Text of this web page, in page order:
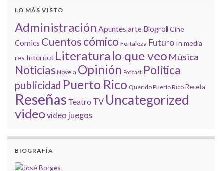
LO MÁS VISTO
Administración Apuntes arte Blogroll Cine
Comics Cuentoscómico Fortaleza Futuro In media
res Internet Literatura lo que veo Música
Noticias Novela Opinión Podcast Política
publicidad Puerto Rico Querido Puerto Rico Receta
Reseñas Teatro TV Uncategorized
videovideo juegos
BIOGRAFÍA